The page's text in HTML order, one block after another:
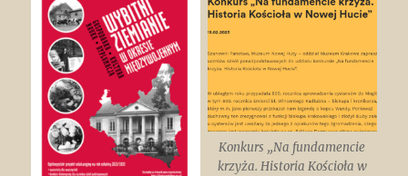
Konkurs „Na fundamencie
krzyża. Historia Kościoła w